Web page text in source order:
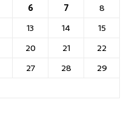
6 7
8
13 14
15
20 21
22
27 28
29